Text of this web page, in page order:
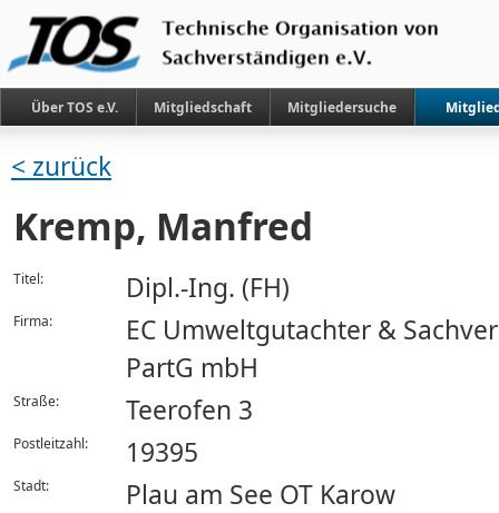
Über TOS e.V. Mitgliedschaft Mitgliedersuche
< zurück
Kremp, Manfred
Titel: Dipl.-Ing. (FH)
Firma:
EC Umweltgutachter &
PartG mbH
Straße: Teerofen 3
Postleitzahl: 19395
Stadt: Plau am See OT Karow